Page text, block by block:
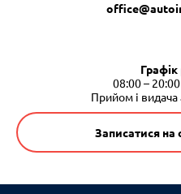
08:00 – 20:00
Прийом і видача
Записатися на